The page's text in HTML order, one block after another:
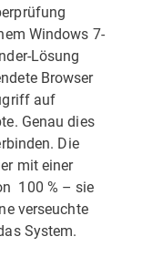
Windows 7-
Lösung
Browser
auf
Genau dies
Die
mit einer
100 % – sie
verseuchte
System.